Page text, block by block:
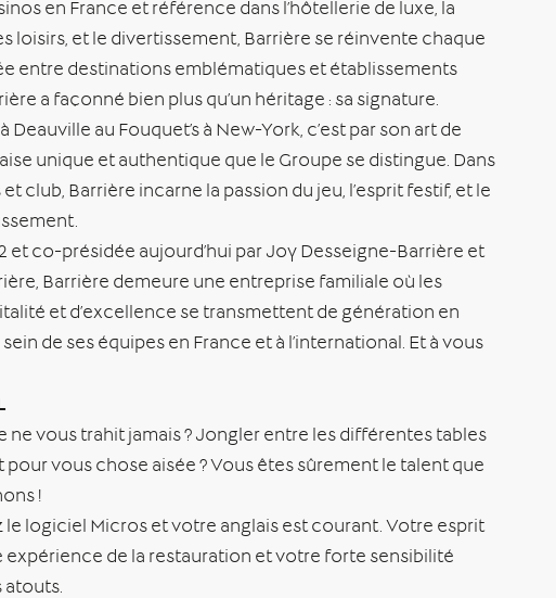
en France et référence dans l’hôtellerie de luxe, la
loisirs, et le divertissement, Barrière se réinvente chaque
entre destinations emblématiques et établissements
a façonné bien plus qu’un héritage : sa signature.
Deauville au Fouquet’s à New-York, c’est par son art de
unique et authentique que le Groupe se distingue. Dans
club, Barrière incarne la passion du jeu, l’esprit festif, et le
et co-présidée aujourd’hui par Joy Desseigne-Barrière et
Barrière demeure une entreprise familiale où les
et d’excellence se transmettent de génération en
de ses équipes en France et à l’international. Et à vous
ne vous trahit jamais ? Jongler entre les différentes tables
pour vous chose aisée ? Vous êtes sûrement le talent que
!
le logiciel Micros et votre anglais est courant. Votre esprit
expérience de la restauration et votre forte sensibilité
atouts.